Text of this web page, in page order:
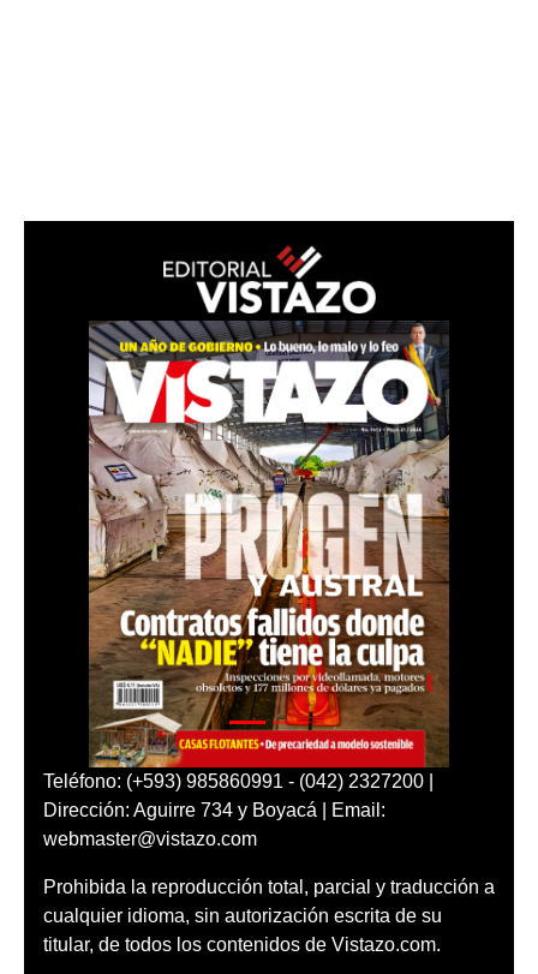
Teléfono: (+593) 985860991 - (042) 2327200 |
Dirección: Aguirre 734 y Boyacá | Email:
webmaster@vistazo.com
Prohibida la reproducción total, parcial y traducción a
cualquier idioma, sin autorización escrita de su
titular, de todos los contenidos de Vistazo.com.